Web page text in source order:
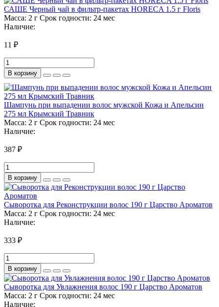
САШЕ Черный чай в фильтр-пакетах HORECA 1.5 г Floris
Масса: 2 г Срок годности: 24 мес
Наличие:
11 ₽
В корзину
Шампунь при выпадении волос мужской Кожа и Апельсин
275 мл Крымский Травник
Масса: 2 г Срок годности: 24 мес
Наличие:
387 ₽
В корзину
Сыворотка для Реконструкции волос 190 г Царство Ароматов
Масса: 2 г Срок годности: 24 мес
Наличие:
333 ₽
В корзину
Сыворотка для Увлажнения волос 190 г Царство Ароматов
Масса: 2 г Срок годности: 24 мес
Наличие: